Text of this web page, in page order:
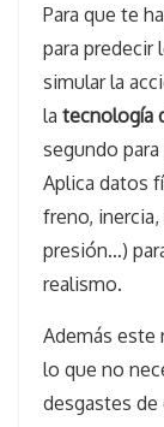
Para que te
para
simular la
la tecnología
segundo
Aplica datos
freno, inercia,
presión…)
realismo.
Además este
lo que no
desgastes